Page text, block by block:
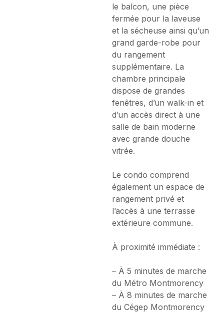
le balcon, une pièce
fermée pour la laveuse
et la sécheuse ainsi qu’un
grand garde-robe pour
du rangement
supplémentaire. La
chambre principale
dispose de grandes
fenêtres, d’un walk-in et
d’un accès direct à une
salle de bain moderne
avec grande douche
vitrée.
Le condo comprend
également un espace de
rangement privé et
l’accès à une terrasse
extérieure commune.
À proximité immédiate :
– À 5 minutes de marche
du Métro Montmorency
– À 8 minutes de marche
du Cégep Montmorency